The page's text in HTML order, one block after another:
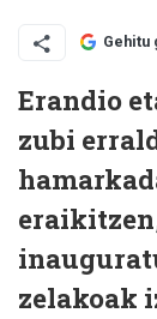
Gehitu
Erandio
zubi
zelakoak